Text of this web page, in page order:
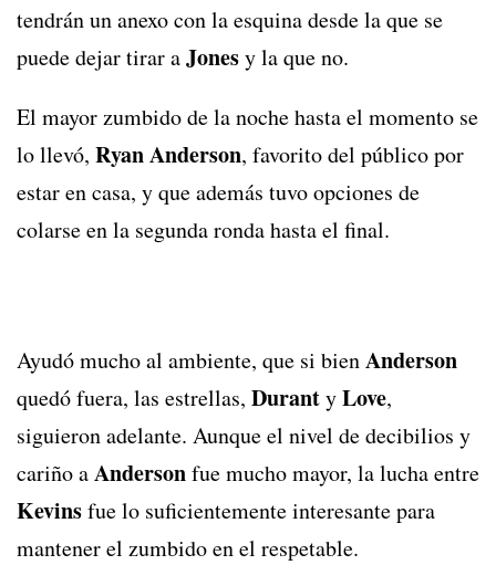
tendrán un anexo con la esquina desde la que se
puede dejar tirar aJonesy la que no.
El mayor zumbido de la noche hasta el momento se
lo llevó, Ryan Anderson, favorito del público por
estar en casa, y que además tuvo opciones de
colarse en la segunda ronda hasta el final.
Ayudó mucho al ambiente, que si bienAnderson
quedó fuera, las estrellas, DurantyLove,
siguieron adelante. Aunque el nivel de decibilios y
cariño aAndersonfue mucho mayor, la lucha entre
Kevinsfue lo suficientemente interesante para
mantener el zumbido en el respetable.